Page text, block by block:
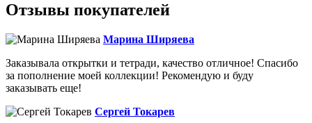
Отзывы покупателей
Марина Ширяева
Заказывала открытки и тетради, качество отличное! Спасибо
за пополнение моей коллекции! Рекомендую и буду
заказывать еще!
Сергей Токарев